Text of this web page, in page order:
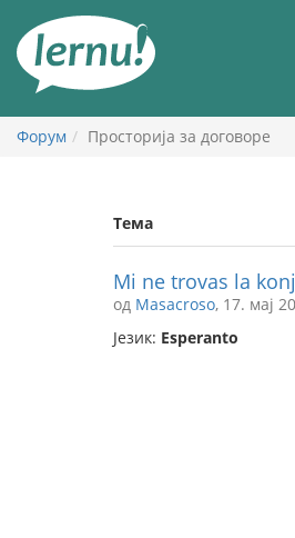
садржају
Форум Просторија за договоре
Тема
Mi ne trovas la
од Masacroso, 17. мај
Језик: Esperanto